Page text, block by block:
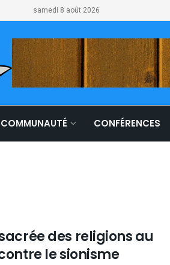
samedi 8 août 2026
COMMUNAUTÉ CONFÉRENCES
des religions au
le sionisme